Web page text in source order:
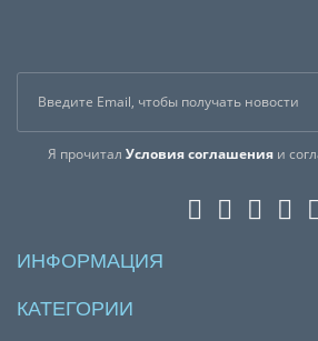
Я прочитал Условия соглашенияи
ИНФОРМАЦИЯ
КАТЕГОРИИ